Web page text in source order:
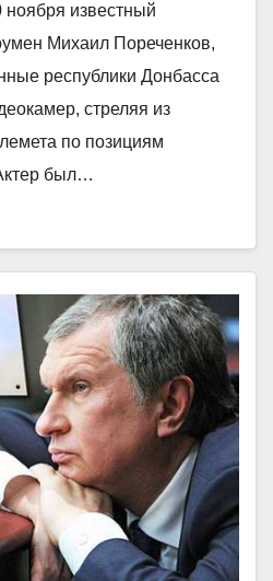
ноября известный
Михаил Пореченков,
республики Донбасса
стреляя из
по позициям
был…